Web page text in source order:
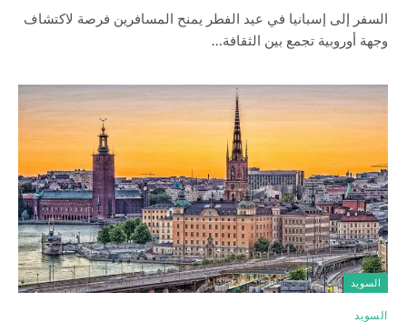
السفر إلى إسبانيا في عيد الفطر يمنح المسافرين فرصة لاكتشاف
وجهة أوروبية تجمع بين الثقافة…
السويد
السويد